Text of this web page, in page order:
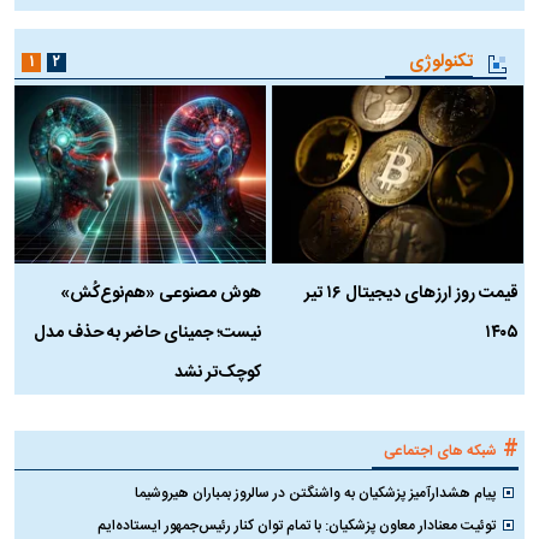
تکنولوژی
قیمت روز ارز‌های دیجیتال ۱۶ تیر
۱۴۰۵
هوش مصنوعی «هم‌نوع‌کُش»
نیست؛ جمینای حاضر به حذف مدل
کوچک‌تر نشد
۱ ۲
# شبکه های اجتماعی
پیام هشدارآمیز پزشکیان به واشنگتن در سالروز بمباران هیروشیما
توئیت معنادار معاون پزشکیان: با تمام توان کنار رئیس‌جمهور ایستاده‌ایم